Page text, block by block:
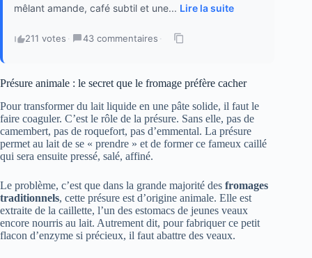
mêlant amande, café subtil et une... Lire la suite
211 votes · 43 commentaires ·
Présure animale : le secret que le fromage préfère cacher
Pour transformer du lait liquide en une pâte solide, il faut le
faire coaguler. C’est le rôle de la présure. Sans elle, pas de
camembert, pas de roquefort, pas d’emmental. La présure
permet au lait de se « prendre » et de former ce fameux caillé
qui sera ensuite pressé, salé, affiné.
Le problème, c’est que dans la grande majorité des fromages
traditionnels, cette présure est d’origine animale. Elle est
extraite de la caillette, l’un des estomacs de jeunes veaux
encore nourris au lait. Autrement dit, pour fabriquer ce petit
flacon d’enzyme si précieux, il faut abattre des veaux.